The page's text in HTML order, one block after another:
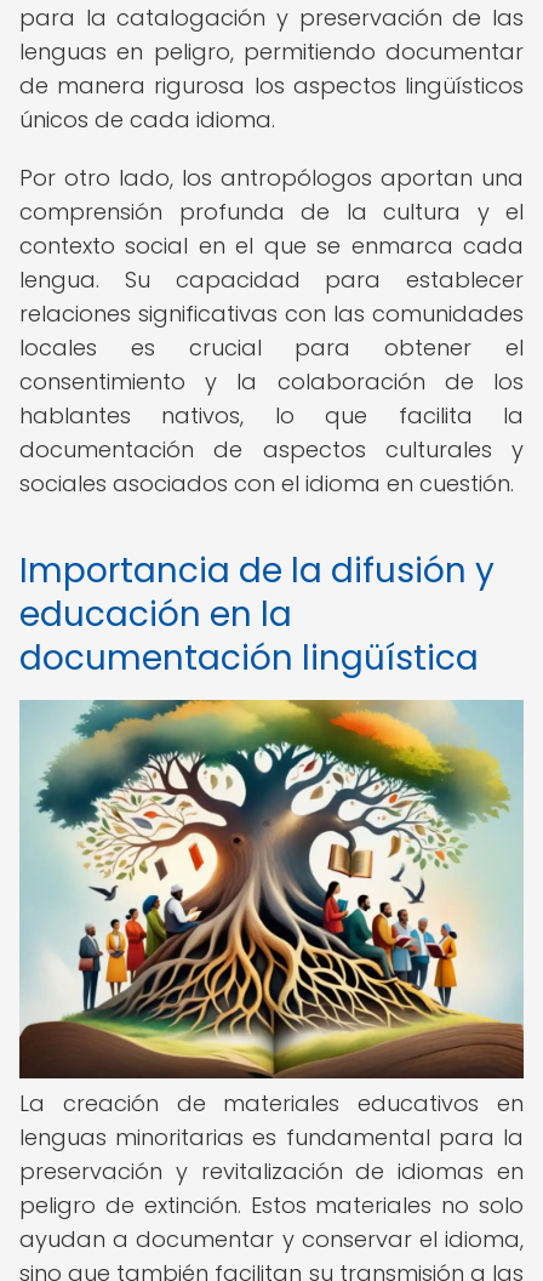
para la catalogación y preservación de las
lenguas en peligro, permitiendo documentar
de manera rigurosa los aspectos lingüísticos
únicos de cada idioma.
Por otro lado, los antropólogos aportan una
comprensión profunda de la cultura y el
contexto social en el que se enmarca cada
lengua. Su capacidad para establecer
relaciones significativas con las comunidades
locales es crucial para obtener el
consentimiento y la colaboración de los
hablantes nativos, lo que facilita la
documentación de aspectos culturales y
sociales asociados con el idioma en cuestión.
Importancia de la difusión y
educación en la
documentación lingüística
La creación de materiales educativos en
lenguas minoritarias es fundamental para la
preservación y revitalización de idiomas en
peligro de extinción. Estos materiales no solo
ayudan a documentar y conservar el idioma,
sino que también facilitan su transmisión a las